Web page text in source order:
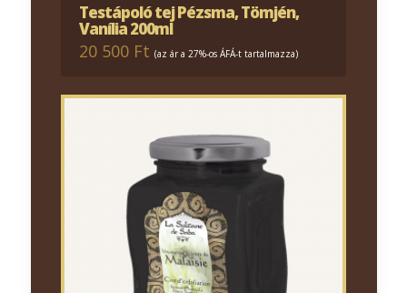
Testápoló tej Pézsma, Tömjén,
Vanília 200ml
20 500 Ft (az ár a 27%-os ÁFÁ-t tartalmazza)